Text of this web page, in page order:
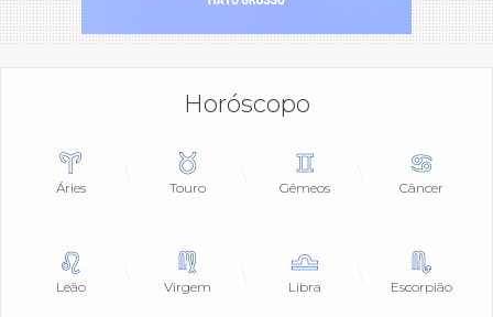
Horóscopo
Áries Touro Gêmeos Câncer
Leão Virgem Libra Escorpião